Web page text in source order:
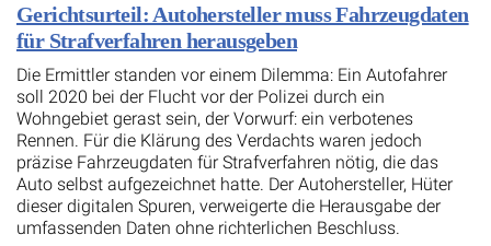
Gerichtsurteil: Autohersteller muss Fahrzeugdaten
für Strafverfahren herausgeben
Die Ermittler standen vor einem Dilemma: Ein Autofahrer
soll 2020 bei der Flucht vor der Polizei durch ein
Wohngebiet gerast sein, der Vorwurf: ein verbotenes
Rennen. Für die Klärung des Verdachts waren jedoch
präzise Fahrzeugdaten für Strafverfahren nötig, die das
Auto selbst aufgezeichnet hatte. Der Autohersteller, Hüter
dieser digitalen Spuren, verweigerte die Herausgabe der
umfassenden Daten ohne richterlichen Beschluss.